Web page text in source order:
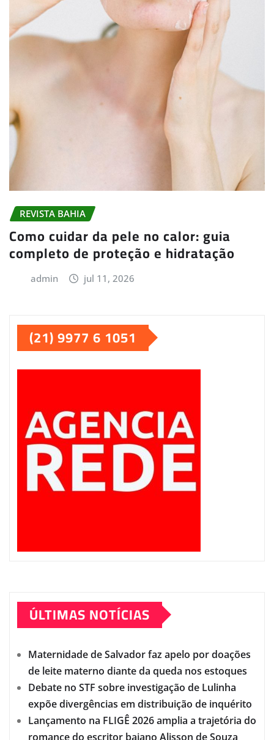
REVISTA BAHIA
Como cuidar da pele no calor: guia
completo de proteção e hidratação
admin jul 11, 2026
(21) 9977 6 1051
ÚLTIMAS NOTÍCIAS
Maternidade de Salvador faz apelo por doações
de leite materno diante da queda nos estoques
Debate no STF sobre investigação de Lulinha
expõe divergências em distribuição de inquérito
Lançamento na FLIGÊ 2026 amplia a trajetória do
romance do escritor baiano Alisson de Souza